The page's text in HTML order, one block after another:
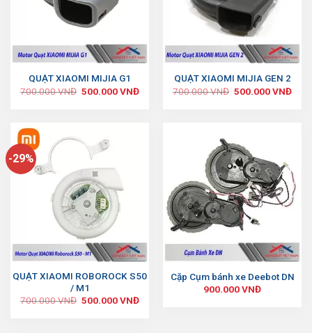
QUẠT XIAOMI MIJIA G1
700.000VNĐ 500.000VNĐ
QUẠT XIAOMI MIJIA GEN 2
700.000VNĐ 500.000VNĐ
-29%
QUẠT XIAOMI ROBOROCK S50
/ M1
700.000VNĐ 500.000VNĐ
Cặp Cụm bánh xe Deebot DN
900.000VNĐ